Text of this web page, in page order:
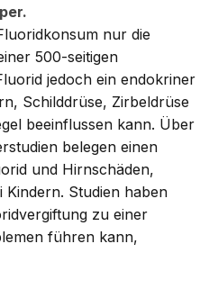
nur die
500-seitigen
jedoch ein endokriner
Schilddrüse, Zirbeldrüse
beeinflussen kann. Über
belegen einen
und Hirnschäden,
Studien haben
zu einer
führen kann,